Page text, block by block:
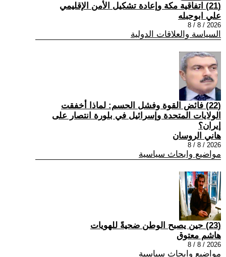
(21) اتفاقية مكة وإعادة تشكيل الأمن الإقليمي
علي ابوحبله
2026 / 8 / 8
السياسة والعلاقات الدولية
(22) فائض القوة وفشل الحسم: لماذا أخفقت
الولايات المتحدة وإسرائيل في بلورة انتصار على
إيران؟
هاني الروسان
2026 / 8 / 8
مواضيع وابحاث سياسية
(23) حين يصبح الوطن ضحيةً للهويات
هاشم معتوق
2026 / 8 / 8
مواضيع وابحاث سياسية